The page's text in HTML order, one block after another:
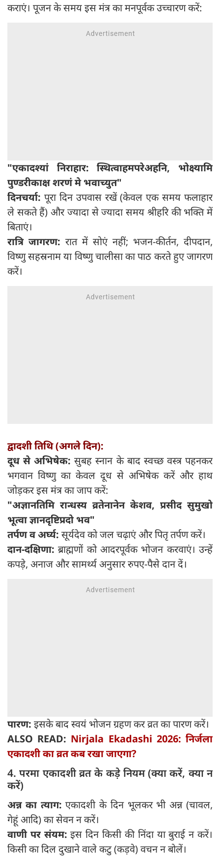
कराएं। पूजन के समय इस मंत्र का मनपूर्वक उच्चारण करें:
"एकादश्यां निराहार: स्थित्वाहमपरेअहनि, भोक्ष्यामि
पुण्डरीकाक्ष शरणं मे भवाच्युत"
दिनचर्या: पूरा दिन उपवास रखें (केवल एक समय फलाहार
ले सकते हैं) और ज्यादा से ज्यादा समय श्रीहरि की भक्ति में
बिताएं।
रात्रि जागरण: रात में सोएं नहीं; भजन-कीर्तन, दीपदान,
विष्णु सहस्रनाम या विष्णु चालीसा का पाठ करते हुए जागरण
करें।
द्वादशी तिथि (अगले दिन):
दूध से अभिषेक:सुबह स्नान के बाद स्वच्छ वस्त्र पहनकर
भगवान विष्णु का केवल दूध से अभिषेक करें और हाथ
जोड़कर इस मंत्र का जाप करें:
"अज्ञानतिमि रान्धस्य व्रतेनानेन केशव, प्रसीद सुमुखो
भूत्वा ज्ञानदृष्टिप्रदो भव"
तर्पण व अर्घ्य: सूर्यदेव को जल चढ़ाएं और पितृ तर्पण करें।
दान-दक्षिणा: ब्राह्मणों को आदरपूर्वक भोजन करवाएं। उन्हें
कपड़े, अनाज और सामर्थ्य अनुसार रुपए-पैसे दान दें।
पारण: इसके बाद स्वयं भोजन ग्रहण कर व्रत का पारण करें।
ALSO READ: Nirjala Ekadashi 2026: निर्जला
एकादशी का व्रत कब रखा जाएगा?
4. परमा एकादशी व्रत के कड़े नियम (क्या करें, क्या न
करें)
अन्न का त्याग:एकादशी के दिन भूलकर भी अन्न (चावल,
गेहूं आदि) का सेवन न करें।
वाणी पर संयम:इस दिन किसी की निंदा या बुराई न करें।
किसी का दिल दुखाने वाले कटु (कड़वे) वचन न बोलें।